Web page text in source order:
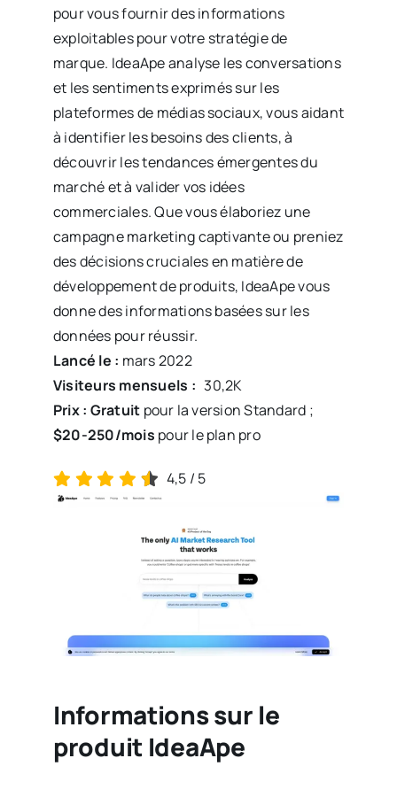
pour vous fournir des informations
exploitables pour votre stratégie de
marque. IdeaApe analyse les conversations
et les sentiments exprimés sur les
plateformes de médias sociaux, vous aidant
à identifier les besoins des clients, à
découvrir les tendances émergentes du
marché et à valider vos idées
commerciales. Que vous élaboriez une
campagne marketing captivante ou preniez
des décisions cruciales en matière de
développement de produits, IdeaApe vous
donne des informations basées sur les
données pour réussir.
Lancé le : mars 2022
Visiteurs mensuels : 30,2K
Prix : Gratuit pour la version Standard ;
$20-250/mois pour le plan pro
4,5 / 5
Informations sur le
produit IdeaApe